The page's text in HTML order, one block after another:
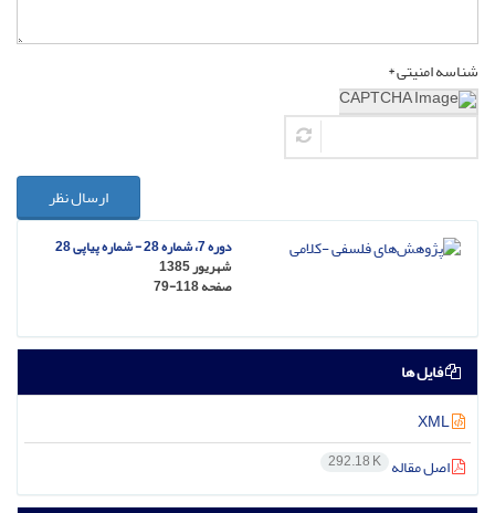
شناسه امنیتی *
ارسال نظر
دوره 7، شماره 28 - شماره پیاپی 28
شهریور 1385
صفحه79-118
فایل ها
اصل مقاله 292.18 K